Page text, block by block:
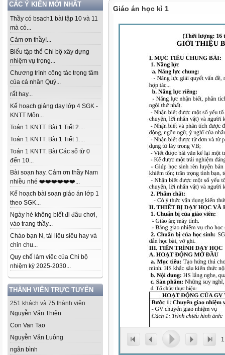
CÁC Ý KIẾN MỚI NHẤT
Thầy có bsach1 bài tập 10 và 11
mà có...
Cảm ơn thầy!...
Biểu tập thể Chi bộ xây dựng
nhiệm vụ trọng...
Chương trình công tác trọng tâm
của cá nhân Quý...
rất hay...
Kế hoạch giảng dạy lớp 4 SGK -
KNTT Môn...
Toán 1 KNTT. Bài 1 Tiết 2....
Toán 1 KNTT. Bài 1 Tiết 1....
Toán 1 KNTT. Bài Các số từ 0
đến 10...
Bài soạn hay. Cảm ơn thầy Nam
nhiều nhé ❤️❤️❤️❤️❤️❤️...
Kế hoạch bài soạn giáo án lớp 1
theo SGK...
Ngày hè không biết đi đâu chơi,
vào trang thầy...
Chào bạn N, tài liệu siêu hay và
chỉn chu...
Quy chế làm việc của Chi bộ
nhiệm kỳ 2025-2030...
THÀNH VIÊN TRỰC TUYẾN
251 khách và 75 thành viên
Nguyễn Văn Thiện
Con Van Tao
Nguyễn Văn Luông
ngân bình
Giáo án học kì 1
1